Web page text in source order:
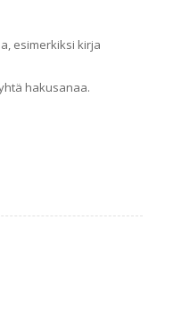
esimerkiksi kirja
hakusanaa.